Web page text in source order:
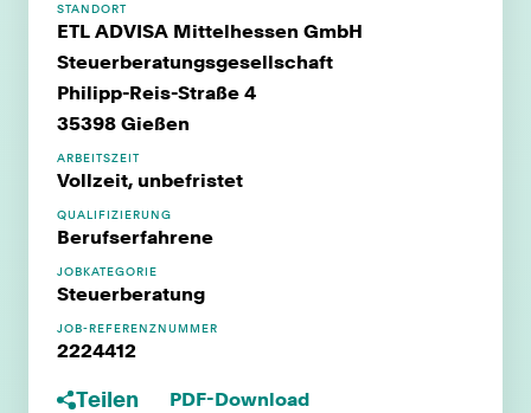
STANDORT
ETL ADVISA Mittelhessen GmbH
Steuerberatungsgesellschaft
Philipp-Reis-Straße 4
35398 Gießen
ARBEITSZEIT
Vollzeit, unbefristet
QUALIFIZIERUNG
Berufserfahrene
JOBKATEGORIE
Steuerberatung
JOB-REFERENZNUMMER
2224412
Teilen PDF-Download